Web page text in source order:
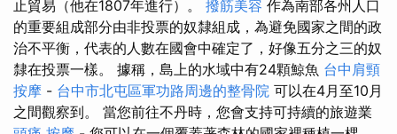
止貿易（他在1807年進行）。 撥筋美容 作為南部各州人口
的重要組成部分由非投票的奴隸組成，為避免國家之間的政
治不平衡，代表的人數在國會中確定了，好像五分之三的奴
隸在投票一樣。 據稱，島上的水域中有24顆鯨魚 台中肩頸
按摩 - 台中市北屯區軍功路周邊的整骨院 可以在4月至10月
之間觀察到。 當您前往不丹時，您會支持可持續的旅遊業